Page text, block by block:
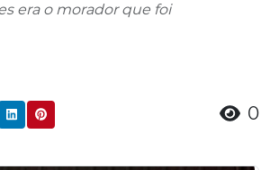
era o morador que foi
0